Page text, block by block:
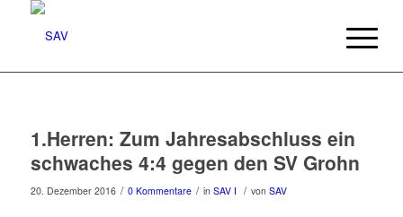
1.Herren: Zum Jahresabschluss ein
schwaches 4:4 gegen den SV Grohn
20. Dezember 2016 / 0 Kommentare / in SAV I / von SAV